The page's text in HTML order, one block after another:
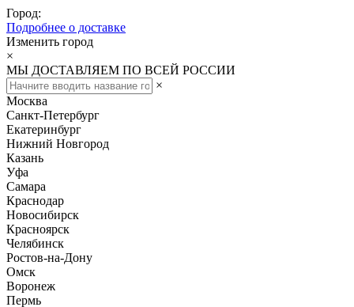
Город:
Подробнее о доставке
Изменить город
×
МЫ ДОСТАВЛЯЕМ ПО ВСЕЙ РОССИИ
×
Москва
Санкт-Петербург
Екатеринбург
Нижний Новгород
Казань
Уфа
Самара
Краснодар
Новосибирск
Красноярск
Челябинск
Ростов-на-Дону
Омск
Воронеж
Пермь